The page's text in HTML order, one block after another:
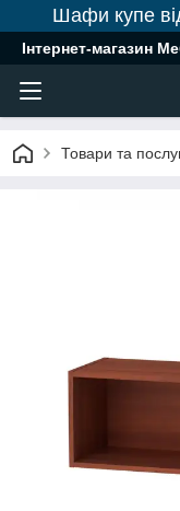
Шафи купе
Інтернет-магазин
Товари та